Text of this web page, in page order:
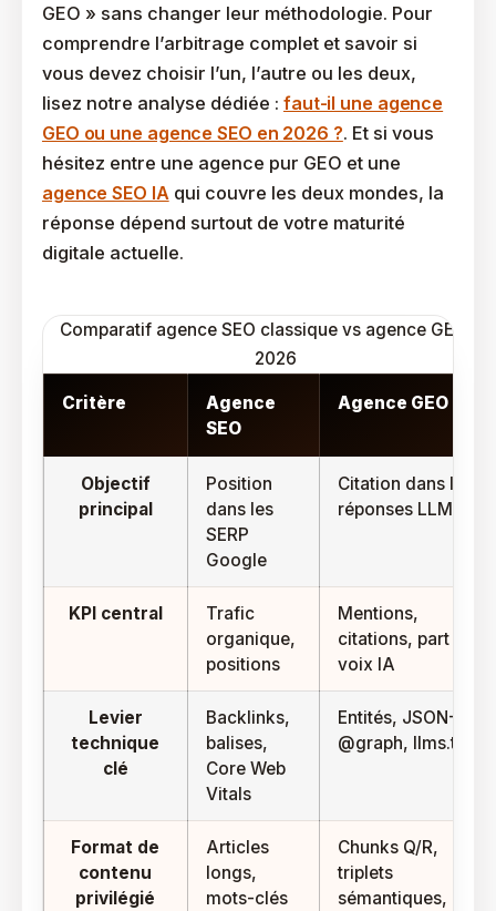
GEO » sans changer leur méthodologie. Pour
comprendre l’arbitrage complet et savoir si
vous devez choisir l’un, l’autre ou les deux,
lisez notre analyse dédiée : faut-il une agence
GEO ou une agence SEO en 2026 ?. Et si vous
hésitez entre une agence pur GEO et une
agence SEO IA qui couvre les deux mondes, la
réponse dépend surtout de votre maturité
digitale actuelle.
Comparatif agence SEO classique vs agence GEO en
2026
Critère
Agence
SEO
Agence GEO
Objectif
principal
Position
dans les
SERP
Google
Citation dans les
réponses LLM
KPI central
Trafic
organique,
positions
Mentions,
citations, part de
voix IA
Levier
technique
clé
Backlinks,
balises,
Core Web
Vitals
Entités, JSON-LD
@graph, llms.txt
Format de
contenu
privilégié
Articles
longs,
mots-clés
Chunks Q/R,
triplets
sémantiques,